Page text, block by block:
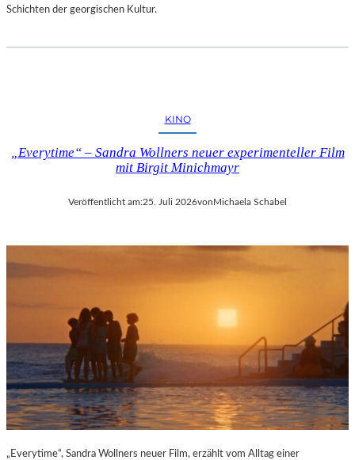
Schichten der georgischen Kultur.
KINO
„Everytime“ – Sandra Wollners neuer experimenteller Film
mit Birgit Minichmayr
Veröffentlicht am:25. Juli 2026von Michaela Schabel
„Everytime“, Sandra Wollners neuer Film, erzählt vom Alltag einer